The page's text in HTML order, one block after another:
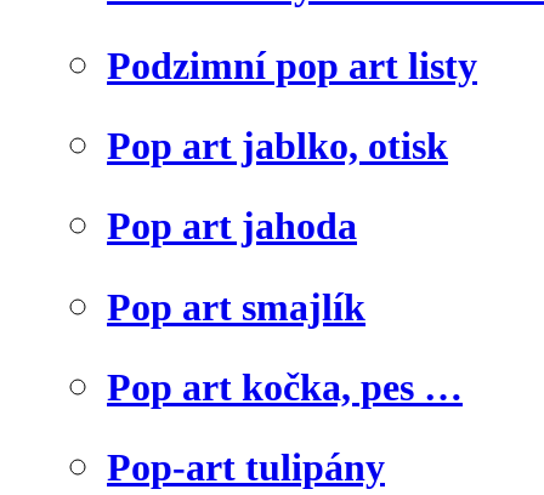
Podzimní pop art listy
Pop art jablko, otisk
Pop art jahoda
Pop art smajlík
Pop art kočka, pes …
Pop-art tulipány